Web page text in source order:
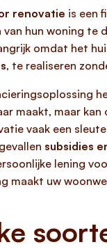
renovatie is een
hun woning te
omdat het
, te realiseren
maakt, maar
vaak een
subsidies
lening
maakt uw